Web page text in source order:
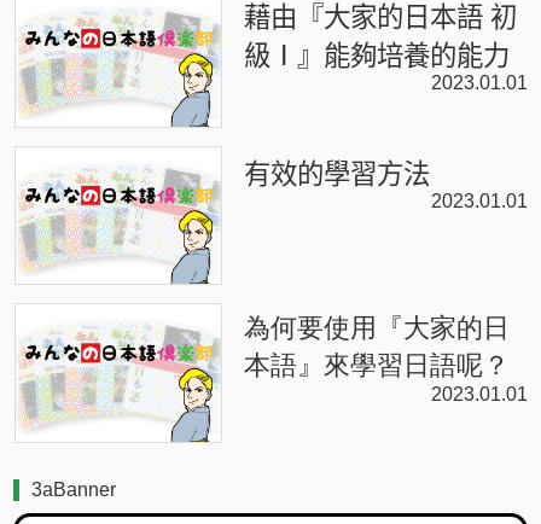
藉由『大家的日本語 初
級Ⅰ』能夠培養的能力
2023.01.01
有效的學習方法
2023.01.01
為何要使用『大家的日
本語』來學習日語呢？
2023.01.01
3aBanner